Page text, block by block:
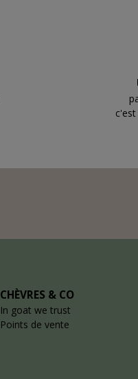
CHÈVRES & CO
In goat we trust
Points de vente